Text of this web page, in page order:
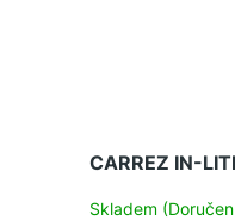
CARREZ IN-
Skladem